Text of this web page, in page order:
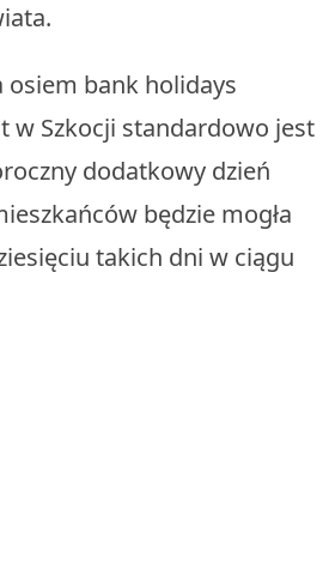
osiem bank holidays
w Szkocji standardowo jest
dodatkowy dzień
będzie mogła
takich dni w ciągu